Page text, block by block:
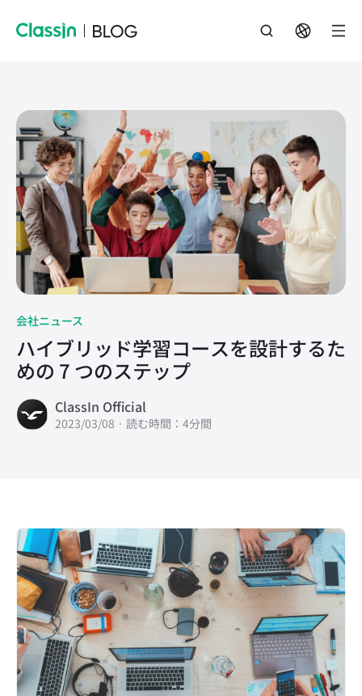
会社ニュース
ハイブリッド学習コースを設計するた
めの 7 つのステップ
ClassIn Official
2023/03/08 · 読む時間：4分間